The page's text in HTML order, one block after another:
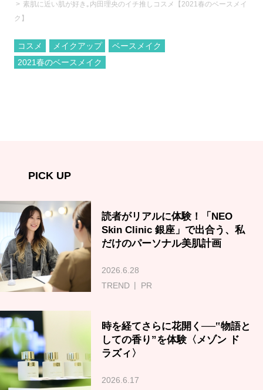
素肌に近い肌が好き｡内田理央のイチ推しコスメ【2021春のベースメイ
ク】
コスメ メイクアップ
ベースメイク
2021春のベースメイク
PICK UP
読者がリアルに体験！「NEO
Skin Clinic 銀座」で出合う、私
だけのパーソナル美肌計画
2026.6.28
TREND
PR
時を経てさらに花開く──‟物語と
しての香り”を体験〈メゾン ド
ラズィ〉
2026.6.17